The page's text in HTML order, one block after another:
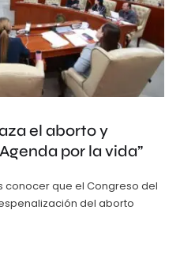
el aborto y
por la vida”
conocer que el Congreso del
del aborto